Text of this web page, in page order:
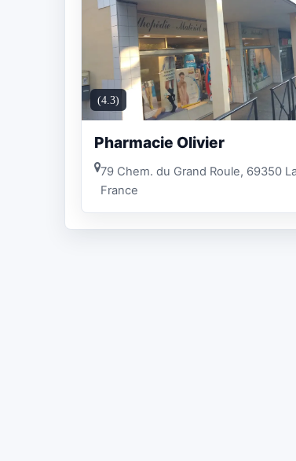
(4.3)
Pharmacie Olivier
79 Chem. du Grand Roule, 69350
France